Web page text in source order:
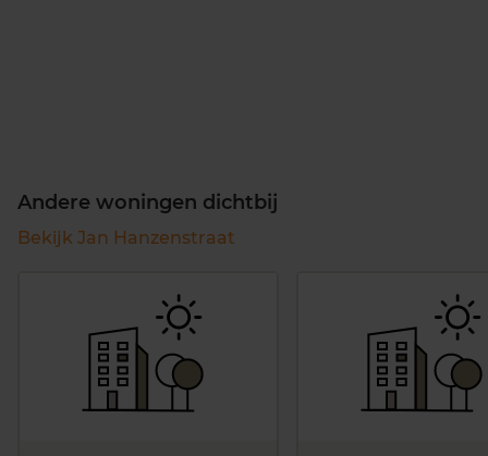
Andere woningen dichtbij
Bekijk Jan Hanzenstraat